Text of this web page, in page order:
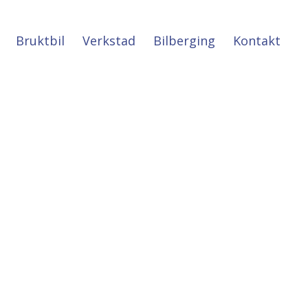
Bruktbil Verkstad Bilberging Kontakt